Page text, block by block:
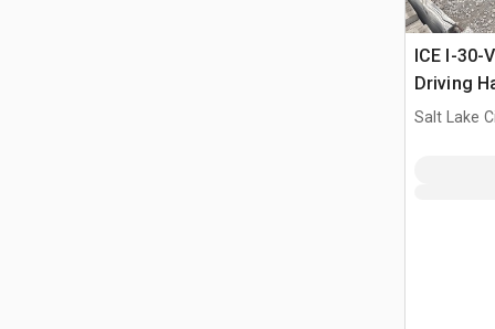
ICE I-30-
Driving
Salt Lake